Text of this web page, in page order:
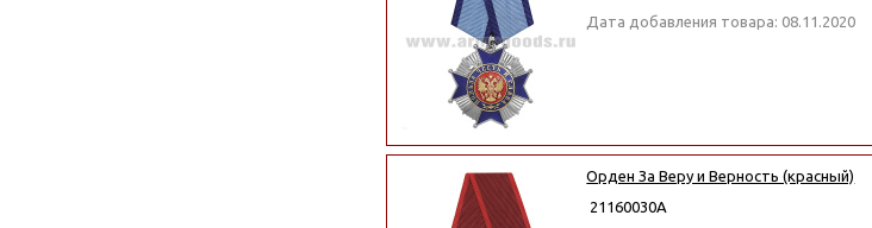
Дата добавления товара: 08.11.2020
Орден За Веру и Верность (красный)
21160030А